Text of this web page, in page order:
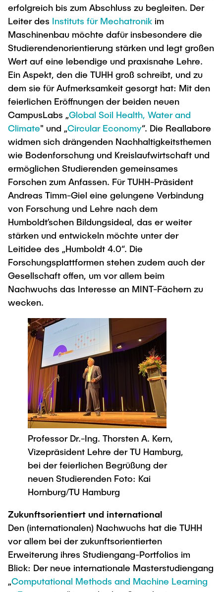
erfolgreich bis zum Abschluss zu begleiten. Der
Leiter des Instituts für Mechatronik im
Maschinenbau möchte dafür insbesondere die
Studierendenorientierung stärken und legt großen
Wert auf eine lebendige und praxisnahe Lehre.
Ein Aspekt, den die TUHH groß schreibt, und zu
dem sie für Aufmerksamkeit gesorgt hat: Mit den
feierlichen Eröffnungen der beiden neuen
CampusLabs „Global Soil Health, Water and
Climate" und „Circular Economy“. Die Reallabore
widmen sich drängenden Nachhaltigkeitsthemen
wie Bodenforschung und Kreislaufwirtschaft und
ermöglichen Studierenden gemeinsames
Forschen zum Anfassen. Für TUHH-Präsident
Andreas Timm-Giel eine gelungene Verbindung
von Forschung und Lehre nach dem
Humboldt’schen Bildungsideal, das er weiter
stärken und entwickeln möchte unter der
Leitidee des „Humboldt 4.0“. Die
Forschungsplattformen stehen zudem auch der
Gesellschaft offen, um vor allem beim
Nachwuchs das Interesse an MINT-Fächern zu
wecken.
Professor Dr.-Ing. Thorsten A. Kern,
Vizepräsident Lehre der TU Hamburg,
bei der feierlichen Begrüßung der
neuen Studierenden Foto: Kai
Hornburg/TU Hamburg
Zukunftsorientiert und international
Den (internationalen) Nachwuchs hat die TUHH
vor allem bei der zukunftsorientierten
Erweiterung ihres Studiengang-Portfolios im
Blick: Der neue internationale Masterstudiengang
„Computational Methods and Machine Learning